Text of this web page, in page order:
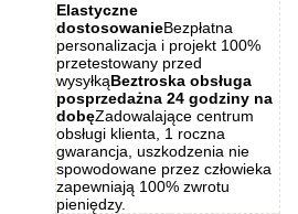
Elastyczne
dostosowanieBezpłatna
personalizacja i projekt 100%
przetestowany przed
wysyłkąBeztroska obsługa
posprzedażna 24 godziny na
dobęZadowalające centrum
obsługi klienta, 1 roczna
gwarancja, uszkodzenia nie
spowodowane przez człowieka
zapewniają 100% zwrotu
pieniędzy.